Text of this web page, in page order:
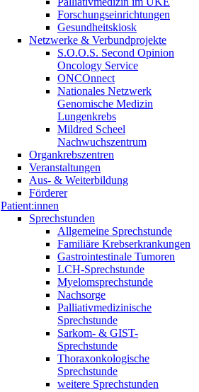
Forschungseinrichtungen
Gesundheitskiosk
Netzwerke & Verbundprojekte
S.O.O.S. Second Opinion
Oncology Service
ONCOnnect
Nationales Netzwerk
Genomische Medizin
Lungenkrebs
Mildred Scheel
Nachwuchszentrum
Organkrebszentren
Veranstaltungen
Aus- & Weiterbildung
Förderer
Patient:innen
Sprechstunden
Allgemeine Sprechstunde
Familiäre Krebserkrankungen
Gastrointestinale Tumoren
LCH-Sprechstunde
Myelomsprechstunde
Nachsorge
Palliativmedizinische
Sprechstunde
Sarkom- & GIST-
Sprechstunde
Thoraxonkologische
Sprechstunde
weitere Sprechstunden